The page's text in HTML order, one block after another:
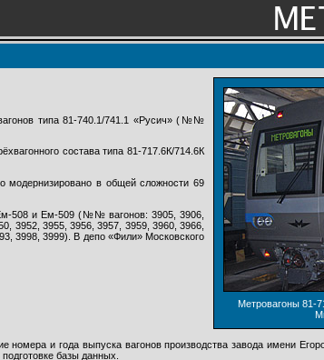
Метровагоны 81-
типа 81-740.1/741.1 «Русич» (№№
состава типа 81-717.6К/714.6К
модернизировано в общей сложности 69
508 и Ем-509 (№№ вагонов: 3905, 3906,
3952, 3955, 3956, 3957, 3959, 3960, 3966,
3998, 3999). В депо «Фили» Московского
номера и года выпуска вагонов производства завода имени
базы данных.